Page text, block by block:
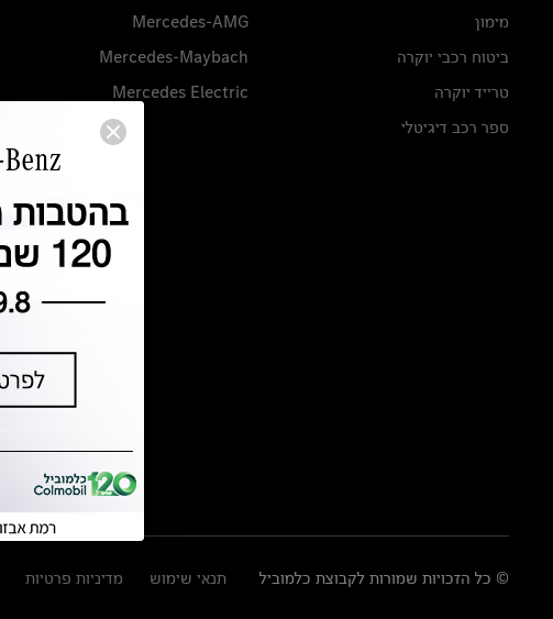
מימון
ביטוח רכבי יוקרה
טרייד יוקרה
ספר רכב דיגיטלי
Mercedes-AMG
Mercedes-Maybach
Mercedes Electric
© כל הזכויות שמורות לקבוצת כלמוביל תנאי שימוש מדיניות פרטיות